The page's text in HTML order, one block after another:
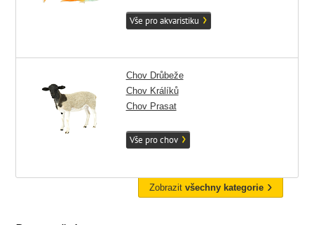
Vše pro akvaristiku
Chov Drůbeže
Chov Králíků
Chov Prasat
Vše pro chov
Zobrazit všechny kategorie